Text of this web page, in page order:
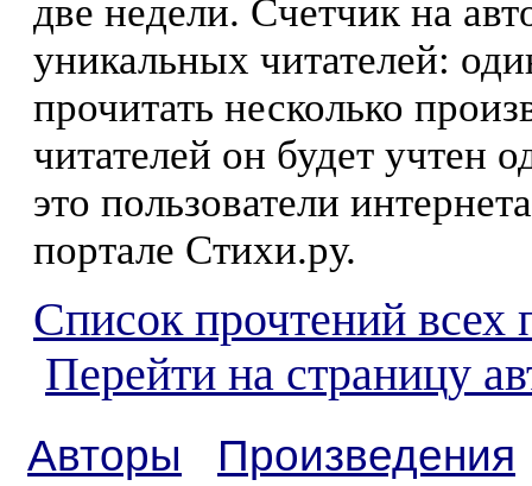
две недели. Счетчик на
уникальных читателей:
прочитать несколько
читателей он будет учтен
это пользователи
портале Стихи.ру.
Список прочтений всех
Перейти на страницу
Авторы
Произведения